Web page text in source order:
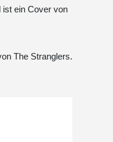
ist ein Cover von
The Stranglers.